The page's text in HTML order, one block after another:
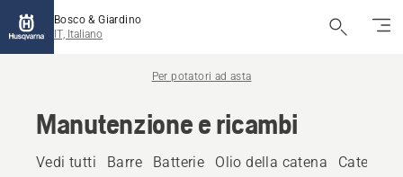
Bosco & Giardino
IT, Italiano
Per potatori ad asta
Manutenzione e ricambi
Vedi tutti Barre Batterie Olio della catena Catene